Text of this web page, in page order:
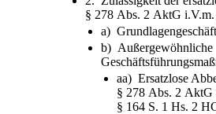
§ 278 Abs. 2 AktG
a)
b) Außergewöhnliche
aa) Ersatzlose
§ 278 Abs. 2 AktG
§ 164 S. 1 Hs. 2